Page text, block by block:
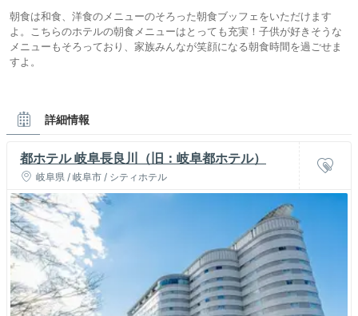
朝食は和食、洋食のメニューのそろった朝食ブッフェをいただけます
よ。こちらのホテルの朝食メニューはとっても充実！子供が好きそうな
メニューもそろっており、家族みんなが笑顔になる朝食時間を過ごせま
すよ。
詳細情報
都ホテル 岐阜長良川（旧：岐阜都ホテル）
岐阜県 / 岐阜市 / シティホテル